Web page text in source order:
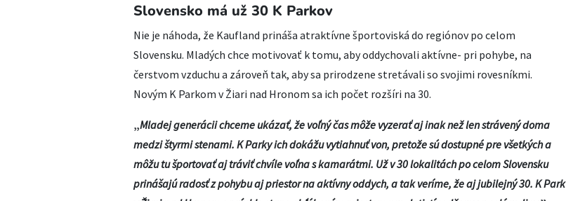
Slovensko má už 30 K Parkov
Nie je náhoda, že Kaufland prináša atraktívne športoviská do regiónov po celom
Slovensku. Mladých chce motivovať k tomu, aby oddychovali aktívne- pri pohybe, na
čerstvom vzduchu a zároveň tak, aby sa prirodzene stretávali so svojimi rovesníkmi.
Novým K Parkom v Žiari nad Hronom sa ich počet rozšíri na 30.
„Mladej generácii chceme ukázať, že voľný čas môže vyzerať aj inak než len strávený doma
medzi štyrmi stenami. K Parky ich dokážu vytiahnuť von, pretože sú dostupné pre všetkých a
môžu tu športovaťaj tráviť chvíle voľna s kamarátmi. Už v 30 lokalitách po celom Slovensku
prinášajú radosť z pohybu aj priestor na aktívny oddych, a tak veríme, že aj jubilejný 30. K Park